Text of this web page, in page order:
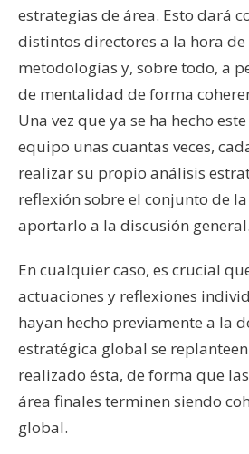
estrategias de área. Esto dará
distintos directores a la hora
metodologías y, sobre todo, a
de mentalidad de forma
Una vez que ya se ha hecho
equipo unas cuantas veces,
realizar su propio análisis
reflexión sobre el conjunto de
aportarlo a la discusión general.
En cualquier caso, es crucial
actuaciones y reflexiones
hayan hecho previamente a la
estratégica global se
realizado ésta, de forma que
área finales terminen siendo
global.